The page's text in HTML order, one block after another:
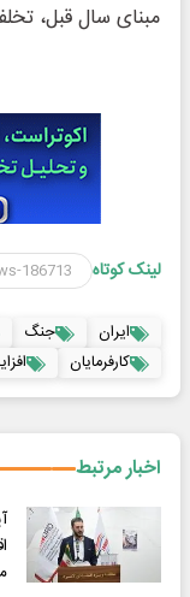
مبنای سال قبل،
لینک کوتاه
ایران جنگ
کارفرمایان
اخبار مرتبط